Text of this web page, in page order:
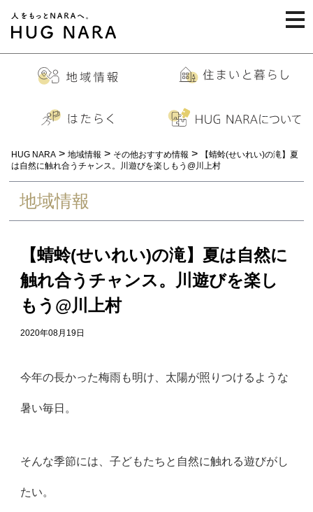
HUG NARA > 地域情報 > その他おすすめ情報 >
【蜻蛉(せいれい)の滝】夏
は自然に触れ合うチャンス。川遊びを楽しもう@川上村
地域情報
【蜻蛉(せいれい)の滝】夏は自然に
触れ合うチャンス。川遊びを楽し
もう@川上村
2020年08月19日
今年の長かった梅雨も明け、太陽が照りつけるような
暑い毎日。
そんな季節には、子どもたちと自然に触れる遊びがし
たい。